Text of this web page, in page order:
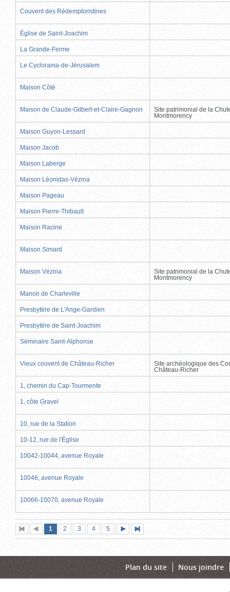
Couvent des Rédemptoristines
Église de Saint-Joachim
La Grande-Ferme
Le Cyclorama-de-Jérusalem
Maison Côté
Maison de Claude-Gilbert-et-Claire-Gagnon
Site patrimonial de la
Montmorency
Maison Guyon-Lessard
Maison Jacob
Maison Laberge
Maison Léonidas-Vézina
Maison Pageau
Maison Pierre-Thibault
Maison Racine
Maison Simard
Maison Vézina
Site patrimonial de la
Montmorency
Manoir de Charleville
Presbytère de L'Ange-Gardien
Presbytère de Saint-Joachim
Séminaire Saint-Alphonse
Vieux couvent de Château-Richer
Site archéologique des
Château-Richer
1, chemin du Cap-Tourmente
1, côte Gravel
10, rue de la Station
10-12, rue de l'Église
10042-10044, avenue Royale
10046, avenue Royale
10066-10070, avenue Royale
Première
page
Page
précédente
Page
1 (page
actuelle)
Page
2 Page
3 Page
4 Page
5
suivante
page
Plan du site Nous joindre